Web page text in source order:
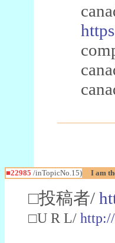
■22985 /inTopicNo.15) I am
□投稿者/
□U R L/